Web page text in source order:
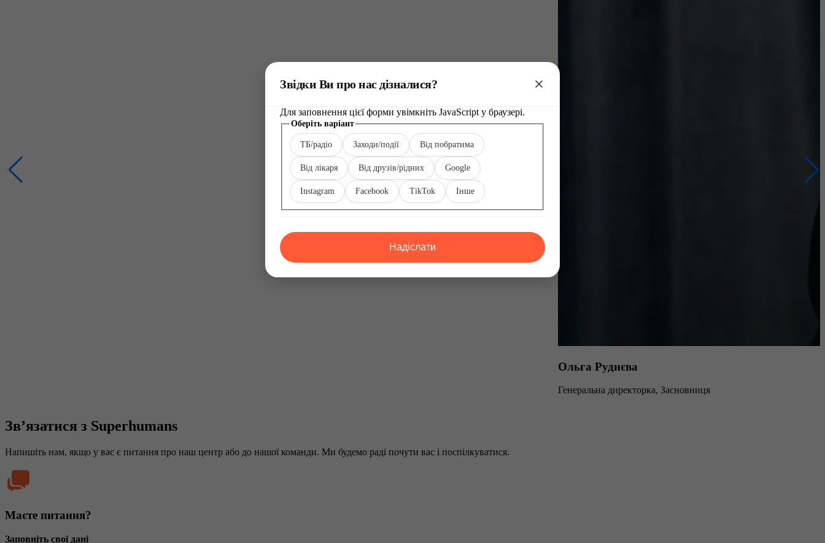
Ольга Руднєва
Генеральна директорка, Засновниця
Зв’язатися з Superhumans
Напишіть нам, якщо у вас є питання про наш центр або до нашої команди. Ми будемо раді почути вас і поспілкуватися.
Маєте питання?
Заповніть свої дані
Звідки Ви про нас дізналися?
Для заповнення цієї форми увімкніть JavaScript у браузері.
Оберіть
варіант
Інше
Оберіть варіант
ТБ/радіо Заходи/події Від побратима
Від лікаря Від друзів/рідних Google
Instagram Facebook TikTok Інше
Надіслати